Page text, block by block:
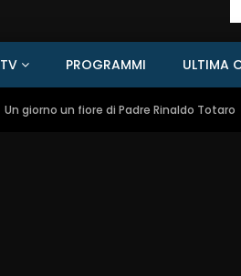
TV PROGRAMMI ULTIMA
Un giorno un fiore di Padre Rinaldo Totaro